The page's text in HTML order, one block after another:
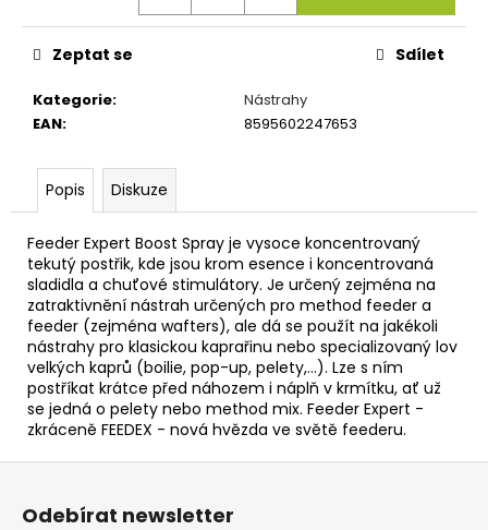
Kategorie:
Nástrahy
EAN: 8595602247653
Zeptat se Sdílet
Popis Diskuze
Feeder Expert Boost Spray je vysoce koncentrovaný
tekutý postřik, kde jsou krom esence i koncentrovaná
sladidla a chuťové stimulátory. Je určený zejména na
zatraktivnění nástrah určených pro method feeder a
feeder (zejména wafters), ale dá se použít na jakékoli
nástrahy pro klasickou kaprařinu nebo specializovaný lov
velkých kaprů (boilie, pop-up, pelety,…). Lze s ním
postříkat krátce před náhozem i náplň v krmítku, ať už
se jedná o pelety nebo method mix. Feeder Expert -
zkráceně FEEDEX - nová hvězda ve světě feederu.
u
m
e
OLOVĚNÉ
KRMÍTKO
TRUBIČKOU
DELPHIN
EAZYSIX
44
Kč
Z
Odebírat newsletter